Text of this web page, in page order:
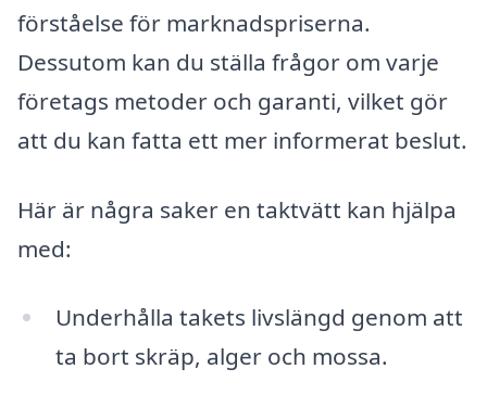
förståelse för marknadspriserna.
Dessutom kan du ställa frågor om varje
företags metoder och garanti, vilket gör
att du kan fatta ett mer informerat beslut.
Här är några saker en taktvätt kan hjälpa
med:
Underhålla takets livslängd genom att
ta bort skräp, alger och mossa.